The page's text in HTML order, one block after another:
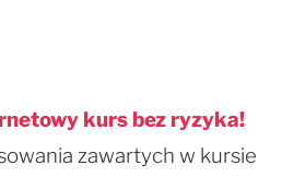
kurs bez ryzyka!
zawartych w kursie